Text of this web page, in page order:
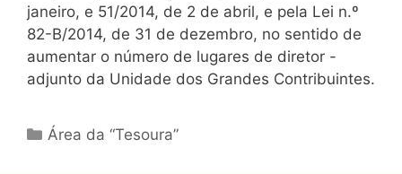
janeiro, e 51/2014, de 2 de abril, e pela Lei n.º
82-B/2014, de 31 de dezembro, no sentido de
aumentar o número de lugares de diretor -
adjunto da Unidade dos Grandes Contribuintes.
Categorias
Área da “Tesoura”